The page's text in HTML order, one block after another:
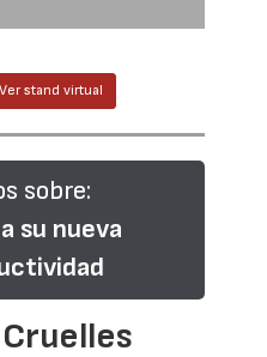
Ver stand virtual
sobre:
su nueva